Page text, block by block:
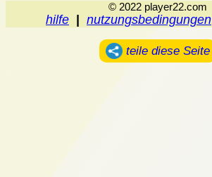
© 2022 player22.com
hilfe nutzungsbedingungen
teile diese Seite